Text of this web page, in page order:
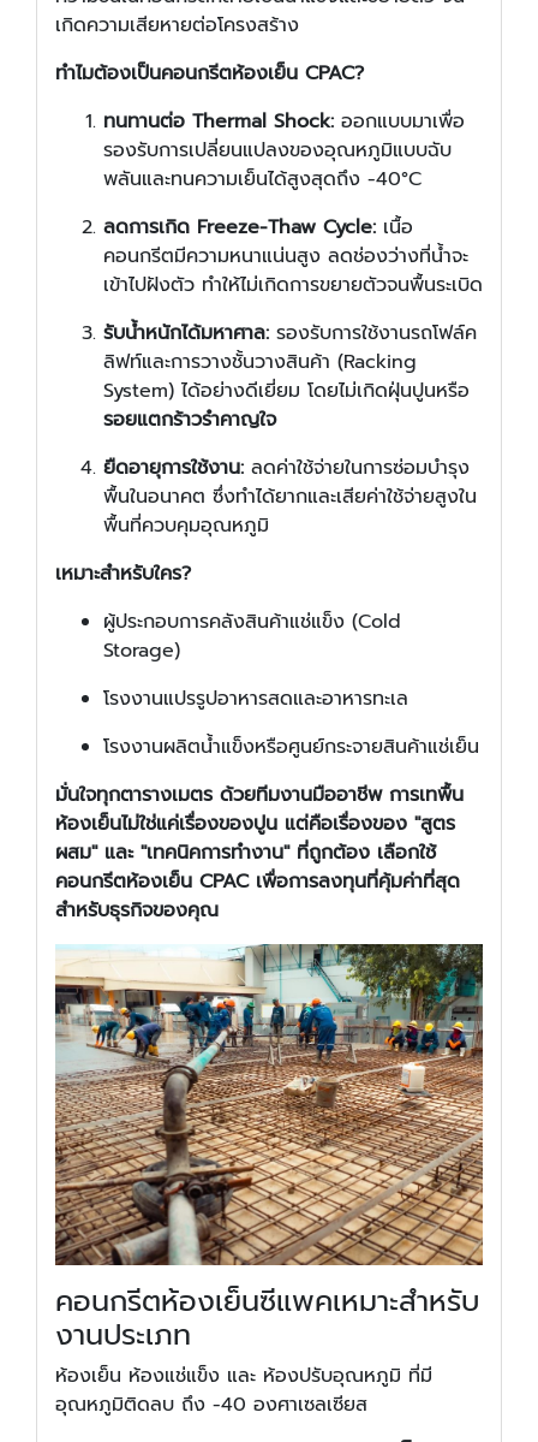
เกิดความเสียหายต่อโครงสร้าง
ทำไมต้องเป็นคอนกรีตห้องเย็น CPAC?
ทนทานต่อ Thermal Shock: ออกแบบมาเพื่อ
รองรับการเปลี่ยนแปลงของอุณหภูมิแบบฉับ
พลันและทนความเย็นได้สูงสุดถึง -40°C
ลดการเกิด Freeze-Thaw Cycle: เนื้อ
คอนกรีตมีความหนาแน่นสูง ลดช่องว่างที่น้ำจะ
เข้าไปฝังตัว ทำให้ไม่เกิดการขยายตัวจนพื้นระเบิด
รับน้ำหนักได้มหาศาล: รองรับการใช้งานรถโฟล์ค
ลิฟท์และการวางชั้นวางสินค้า (Racking
System) ได้อย่างดีเยี่ยม โดยไม่เกิดฝุ่นปูนหรือ
รอยแตกร้าวรำคาญใจ
ยืดอายุการใช้งาน: ลดค่าใช้จ่ายในการซ่อมบำรุง
พื้นในอนาคต ซึ่งทำได้ยากและเสียค่าใช้จ่ายสูงใน
พื้นที่ควบคุมอุณหภูมิ
เหมาะสำหรับใคร?
ผู้ประกอบการคลังสินค้าแช่แข็ง (Cold
Storage)
โรงงานแปรรูปอาหารสดและอาหารทะเล
โรงงานผลิตน้ำแข็งหรือศูนย์กระจายสินค้าแช่เย็น
มั่นใจทุกตารางเมตร ด้วยทีมงานมืออาชีพการเทพื้น
ห้องเย็นไม่ใช่แค่เรื่องของปูน แต่คือเรื่องของ "สูตร
ผสม" และ "เทคนิคการทำงาน" ที่ถูกต้อง เลือกใช้
คอนกรีตห้องเย็น CPAC เพื่อการลงทุนที่คุ้มค่าที่สุด
สำหรับธุรกิจของคุณ
คอนกรีตห้องเย็นซีแพคเหมาะสำหรับ
งานประเภท
ห้องเย็น ห้องแช่แข็ง และ ห้องปรับอุณหภูมิ ที่มี
อุณหภูมิติดลบ ถึง -40 องศาเซลเซียส